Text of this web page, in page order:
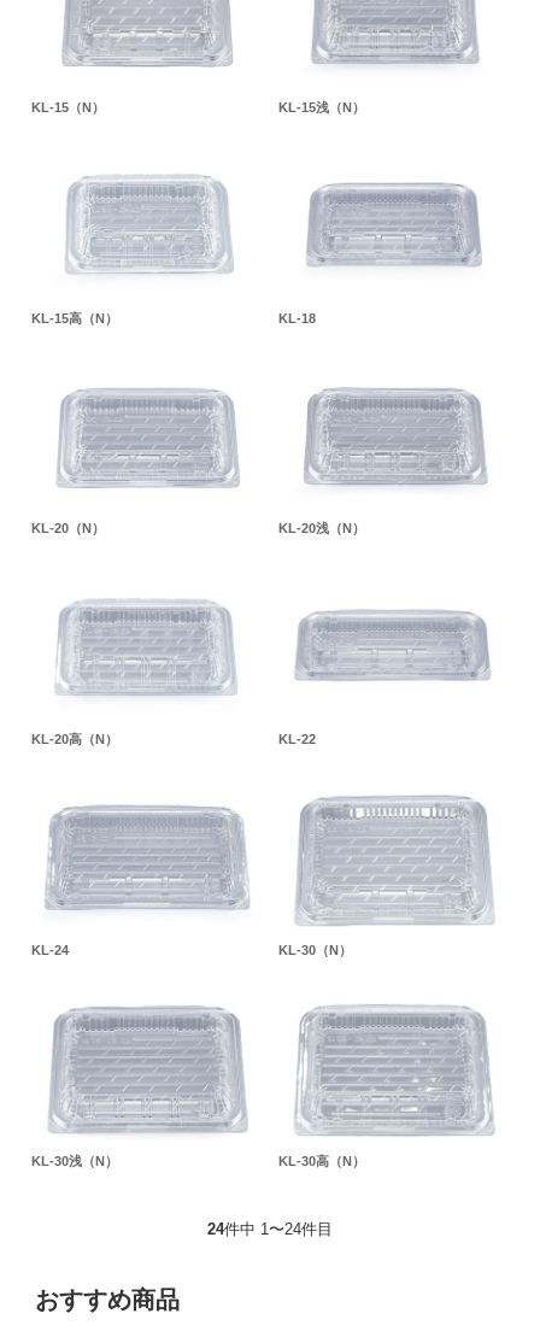
KL-15（N） KL-15浅（N）
KL-15高（N） KL-18
KL-20（N） KL-20浅（N）
KL-20高（N） KL-22
KL-24 KL-30（N）
KL-30浅（N） KL-30高（N）
24件中 1〜24件目
おすすめ商品